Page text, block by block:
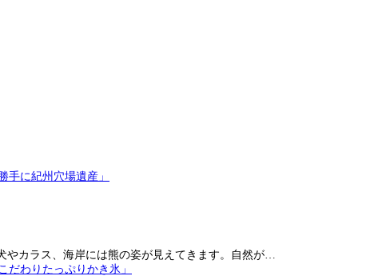
やカラス、海岸には熊の姿が見えてきます。自然が…